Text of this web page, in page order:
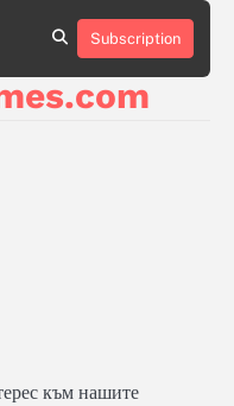
About
About
About
Contact
Contact
Contact
Cookie
Cookie
Cookie
Cookie
Cookie
Privacy
Privacy
Privacy
Sitemap
Sitemap
Sitemap
Terms
Conditions
Terms
Conditions
Terms
Conditions
Subscription
към нашите